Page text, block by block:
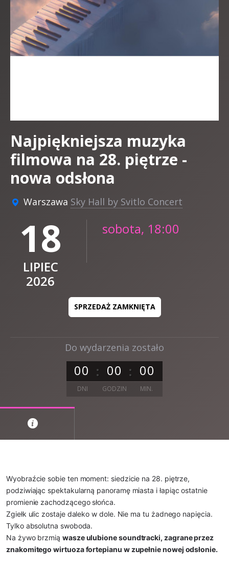
Do wydarzenia zostało
00 00 00
DNI GODZIN MIN.
Najpiękniejsza muzyka
filmowa na 28. piętrze -
nowa odsłona
Warszawa Sky Hall by Svitlo Concert
18
LIPIEC
2026
sobota, 18:00
SPRZEDAŻ ZAMKNIĘTA
Wyobraźcie sobie ten moment: siedzicie na 28. piętrze,
podziwiając spektakularną panoramę miasta i łapiąc ostatnie
promienie zachodzącego słońca.
Zgiełk ulic zostaje daleko w dole. Nie ma tu żadnego napięcia.
Tylko absolutna swoboda.
Na żywo brzmią wasze ulubione soundtracki, zagrane przez
znakomitego wirtuoza fortepianu w zupełnie nowej odsłonie.